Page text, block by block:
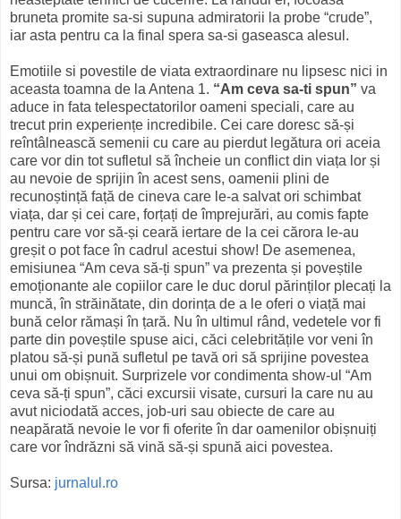
bruneta promite sa-si supuna admiratorii la probe “crude”,
iar asta pentru ca la final spera sa-si gaseasca alesul.
Emotiile si povestile de viata extraordinare nu lipsesc nici in
aceasta toamna de la Antena 1. “Am ceva sa-ti spun” va
aduce in fata telespectatorilor oameni speciali, care au
trecut prin experiențe incredibile. Cei care doresc să-și
reîntâlnească semenii cu care au pierdut legătura ori aceia
care vor din tot sufletul să încheie un conflict din viața lor și
au nevoie de sprijin în acest sens, oamenii plini de
recunoștință față de cineva care le-a salvat ori schimbat
viața, dar și cei care, forțați de împrejurări, au comis fapte
pentru care vor să-și ceară iertare de la cei cărora le-au
greșit o pot face în cadrul acestui show! De asemenea,
emisiunea “Am ceva să-ți spun” va prezenta și poveștile
emoționante ale copiilor care le duc dorul părinților plecați la
muncă, în străinătate, din dorința de a le oferi o viață mai
bună celor rămași în țară. Nu în ultimul rând, vedetele vor fi
parte din poveștile spuse aici, căci celebritățile vor veni în
platou să-și pună sufletul pe tavă ori să sprijine povestea
unui om obișnuit. Surprizele vor condimenta show-ul “Am
ceva să-ți spun”, căci excursii visate, cursuri la care nu au
avut niciodată acces, job-uri sau obiecte de care au
neapărată nevoie le vor fi oferite în dar oamenilor obișnuiți
care vor îndrăzni să vină să-și spună aici povestea.
Sursa: jurnalul.ro